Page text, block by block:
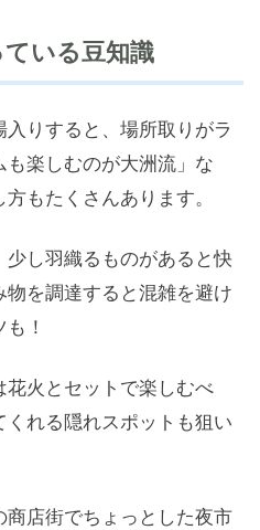
いる豆知識
入りすると、場所取りがラ
楽しむのが大洲流」な
もたくさんあります。
少し羽織るものがあると快
を調達すると混雑を避け
！
花火とセットで楽しむべ
れる隠れスポットも狙い
店街でちょっとした夜市